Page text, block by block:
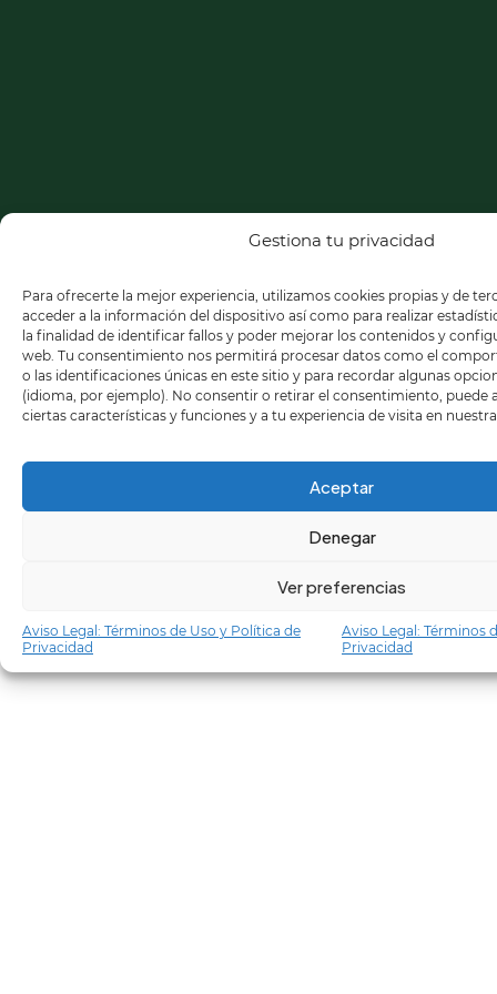
Gestiona tu privacidad
Para ofrecerte la mejor experiencia, utilizamos cookies propias y de
acceder a la información del dispositivo así como para realizar
la finalidad de identificar fallos y poder mejorar los contenidos y
web. Tu consentimiento nos permitirá procesar datos como el
o las identificaciones únicas en este sitio y para recordar algunas
(idioma, por ejemplo). No consentir o retirar el consentimiento, puede
ciertas características y funciones y a tu experiencia de visita en
Aceptar
Denegar
Ver preferencias
Aviso Legal: Términos de Uso y Política de
Privacidad
Aviso Legal: Términos
Privacidad